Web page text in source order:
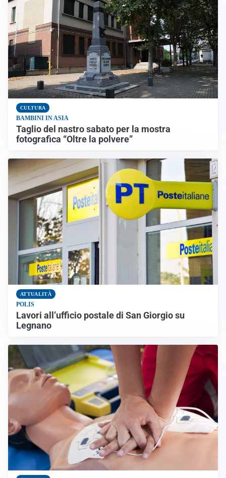
CULTURA
BAMBINI IN ASIA
Taglio del nastro sabato per la mostra
fotografica “Oltre la polvere”
ATTUALITÀ
POLIS
Lavori all’ufficio postale di San Giorgio su
Legnano